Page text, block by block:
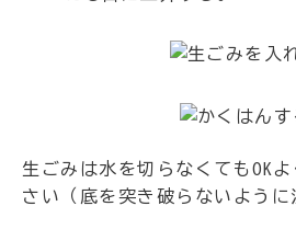
生ごみは水を切らなくてもOK
さい（底を突き破らないように